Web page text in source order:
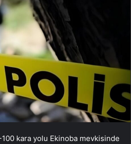
kara yolu Ekinoba mevkisinde